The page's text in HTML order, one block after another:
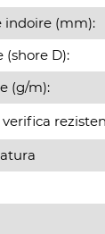
indoire (mm):
(shore D):
(g/m):